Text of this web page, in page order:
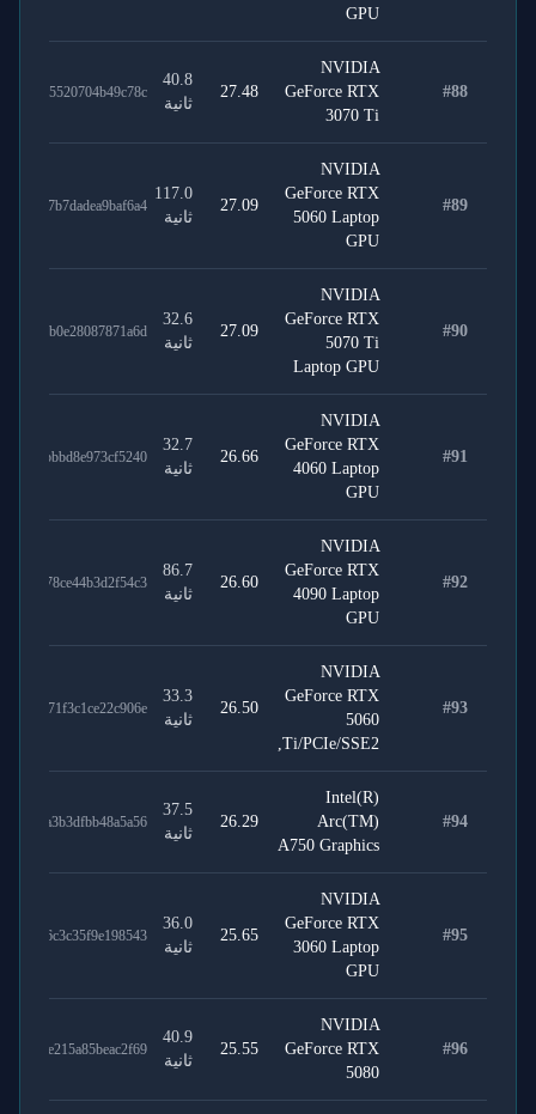
GPU
#88
NVIDIA
GeForce RTX
3070 Ti
27.48
40.8
ثانية
a172155520704b49c78c
#89
NVIDIA
GeForce RTX
5060 Laptop
GPU
27.09
117.0
ثانية
c32ed7b7dadea9baf6a4
#90
NVIDIA
GeForce RTX
5070 Ti
Laptop GPU
27.09
32.6
ثانية
e55a51b0e28087871a6d
#91
NVIDIA
GeForce RTX
4060 Laptop
GPU
26.66
32.7
ثانية
b1871bbbd8e973cf5240
#92
NVIDIA
GeForce RTX
4090 Laptop
GPU
26.60
86.7
ثانية
c73d578ce44b3d2f54c3
#93
NVIDIA
GeForce RTX
5060
Ti/PCIe/SSE2,
26.50
33.3
ثانية
2fccb71f3c1ce22c906e
#94
Intel(R)
Arc(TM)
A750 Graphics
26.29
37.5
ثانية
15fa9a3b3dfbb48a5a56
#95
NVIDIA
GeForce RTX
3060 Laptop
GPU
25.65
36.0
ثانية
9c6586c3c35f9e198543
#96
NVIDIA
GeForce RTX
5080
25.55
40.9
ثانية
eae88e215a85beac2f69